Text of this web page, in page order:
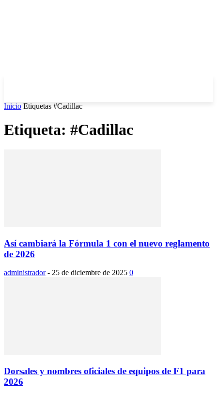
Inicio Etiquetas #Cadillac
Etiqueta: #Cadillac
Así cambiará la Fórmula 1 con el nuevo reglamento
de 2026
administrador - 25 de diciembre de 2025 0
Dorsales y nombres oficiales de equipos de F1 para
2026